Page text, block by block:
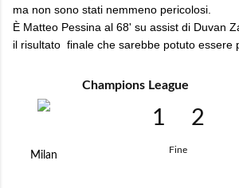
ma non sono stati nemmeno pericolosi.
È Matteo Pessina al 68' su assist di Duvan
il risultato finale che sarebbe potuto essere
Champions League
Milan
1 2
Fine